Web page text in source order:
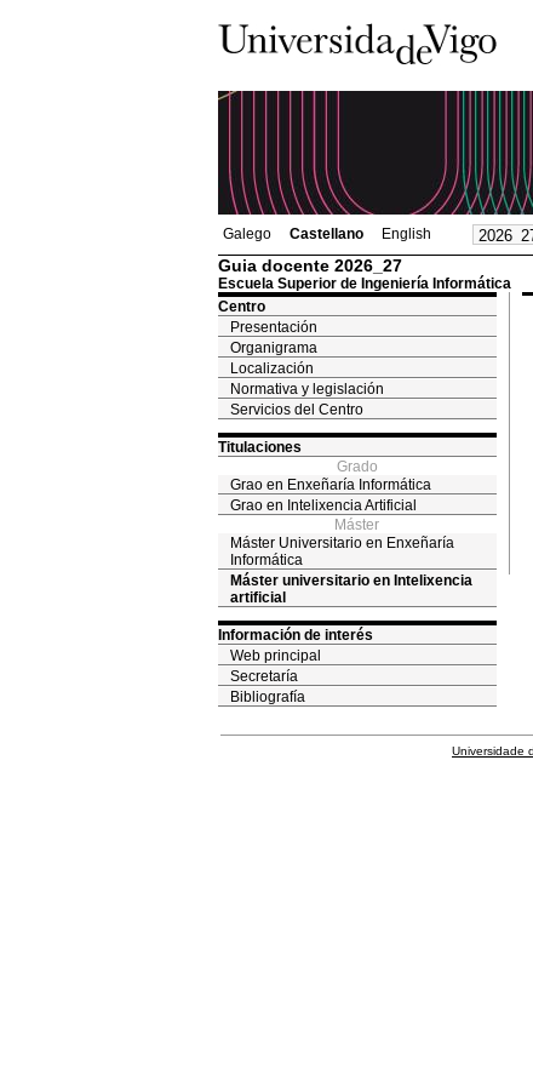
Galego Castellano English
Guia docente 2026_27
Escuela Superior de Ingeniería Informática
Centro
Presentación
Organigrama
Localización
Normativa y legislación
Servicios del Centro
Titulaciones
Grado
Grao en Enxeñaría Informática
Grao en Intelixencia Artificial
Máster
Máster Universitario en Enxeñaría
Informática
Máster universitario en Intelixencia
artificial
Información de interés
Web principal
Secretaría
Bibliografía
Universidade